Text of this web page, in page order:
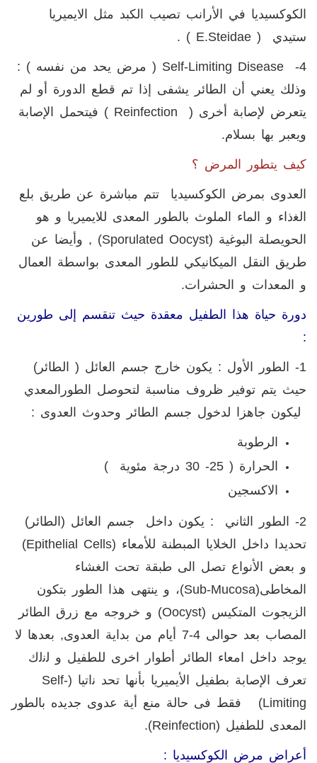
الكوكسيديا في الأرانب تصيب الكبد مثل الايميريا
ستيدي ( E.steidae
) .
4-
Self-Limiting Disease ( مرض يحد من نفسه ) :
وذلك يعني أن الطائر يشفى إذا تم قطع الدورة أو لم
يتعرض لإصابة أخرى (
Reinfection ) فيتحمل الإصابة
ويعبر بها بسلام.
كيف يتطور المرض ؟
العدوى بمرض الكوكسيديا تتم مباشرة عن طريق بلع
اﻟﻐذاء و الماء الملوث بالطور المعدى للايميريا و هو
الحويصلة البوغية (Sporulated Oocyst) , وأيضا عن
طريق النقل الميكانيكي للطور المعدى بواسطة العمال
و المعدات و الحشرات.
دورة حياة هذا الطفيل معقدة حيث تنقسم إلى طورين
:
1- الطور الأول : يكون خارج جسم العائل ( الطائر)
حيث يتم توفير ظروف مناسبة لتحوصل الطورالمعدي
ليكون جاهزا لدخول جسم الطائر وحدوث العدوى :
الرطوبة
الحرارة ( 25- 30 درجة مئوية )
الاكسجين
2- الطور الثاني : يكون داخل جسم العائل (الطائر)
تحديدا داخل الخلايا المبطنة للأمعاء (Epithelial Cells
)
و بعض الأنواع تصل الى طبقة تحت الغشاء
المخاطى(Sub-Mucosa)، و ينتهى هذا الطور بتكون
الزيجوت المتكيس (Oocyst) و خروجه مع زرق الطائر
المصاب بعد حوالى 4-7 أيام من بداية العدوى, بعدها لا
يوجد داخل امعاء الطائر أطوار اخرى للطفيل و ﻟﻧﻟﻙ
تعرف الإصابة بطفيل الأيميريا بأنها تحد ﻧاتيا (Self-
Limiting) فقط فى حالة منع أية عدوى جديده بالطور
المعدى للطفيل (Reinfection
).
أعراض مرض الكوكسيديا :